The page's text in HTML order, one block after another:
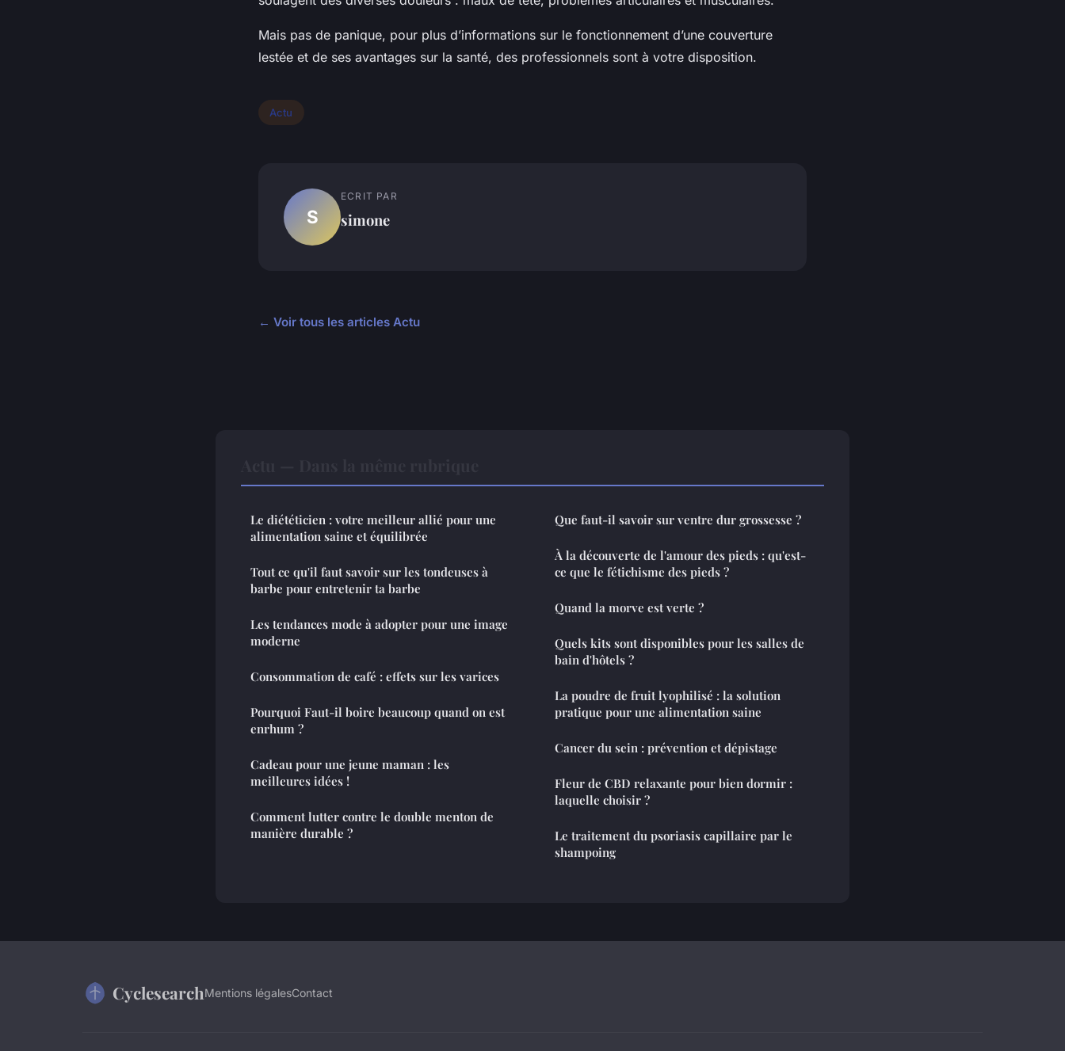
Mais pas de panique, pour plus d’informations sur le fonctionnement d’une couverture
lestée et de ses avantages sur la santé, des professionnels sont à votre disposition.
Actu
S
ECRIT PAR
simone
← Voir tous les articles Actu
Le diététicien : votre meilleur allié pour une
alimentation saine et équilibrée
Tout ce qu'il faut savoir sur les tondeuses à
barbe pour entretenir ta barbe
Les tendances mode à adopter pour une image
moderne
Consommation de café : effets sur les varices
Pourquoi Faut-il boire beaucoup quand on est
enrhum ?
Cadeau pour une jeune maman : les
meilleures idées !
Comment lutter contre le double menton de
manière durable ?
Que faut-il savoir sur ventre dur grossesse ?
À la découverte de l'amour des pieds : qu'est-
ce que le fétichisme des pieds ?
Quand la morve est verte ?
Quels kits sont disponibles pour les salles de
bain d'hôtels ?
La poudre de fruit lyophilisé : la solution
pratique pour une alimentation saine
Cancer du sein : prévention et dépistage
Fleur de CBD relaxante pour bien dormir :
laquelle choisir ?
Le traitement du psoriasis capillaire par le
shampoing
CyclesearchMentions légalesContact